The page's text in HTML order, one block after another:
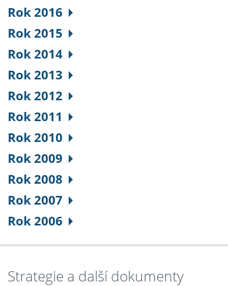
Rok 2016
Rok 2015
Rok 2014
Rok 2013
Rok 2012
Rok 2011
Rok 2010
Rok 2009
Rok 2008
Rok 2007
Rok 2006
Strategie a další dokumenty